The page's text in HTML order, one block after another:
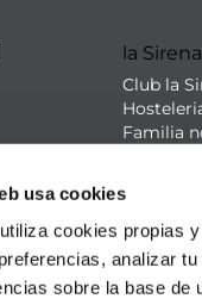
usa cookies
cookies propias
analizar
sobre la base de
freqüents)
la Sirena
Club la
Familia
Política
Política